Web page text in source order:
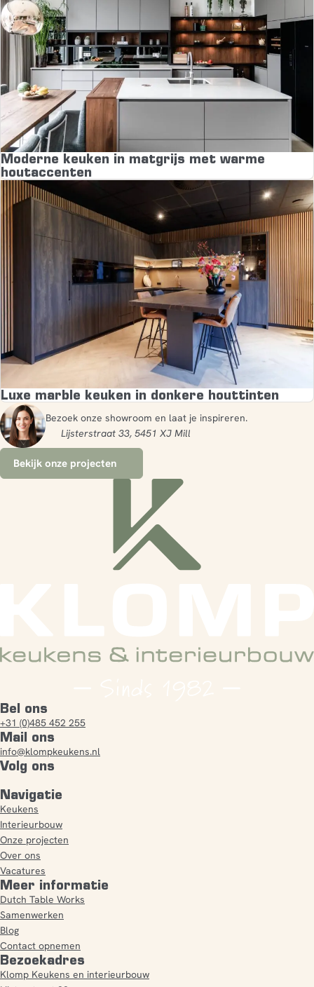
Moderne keuken in matgrijs met warme
houtaccenten
Luxe marble keuken in donkere houttinten
Bezoek onze showroom en laat je inspireren.
Lijsterstraat 33, 5451 XJ Mill
Bekijk onze projecten
Bel ons
+31 (0)485 452 255
Mail ons
info@klompkeukens.nl
Volg ons
Navigatie
Keukens
Interieurbouw
Onze projecten
Over ons
Vacatures
Meer informatie
Dutch Table Works
Samenwerken
Blog
Contact opnemen
Bezoekadres
Klomp Keukens en interieurbouw